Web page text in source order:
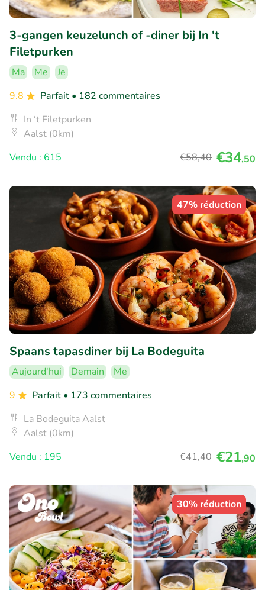
3-gangen keuzelunch of -diner bij In 't
Filetpurken
Ma Me
Je
9.8
Parfait • 182 commentaires
In ‘t Filetpurken
Aalst (0km)
Vendu : 615
€58,40 €34,50
47% réduction
Spaans tapasdiner bij La Bodeguita
Aujourd'hui Demain
Me
9
Parfait • 173 commentaires
La Bodeguita Aalst
Aalst (0km)
Vendu : 195
€41,40 €21,90
30% réduction